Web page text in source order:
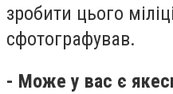
зробити цього
сфотографував.
- Може у вас є